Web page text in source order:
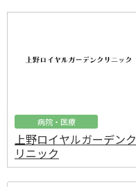
病院・医療
上野ロイヤルガーデンク
リニック